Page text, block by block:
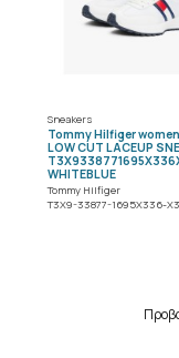
Sneakers
Tommy Hilfiger
LOW CUT LACEUP
WHITEBLUE
Tommy Hilfiger
T3X9-33877-1695X336-